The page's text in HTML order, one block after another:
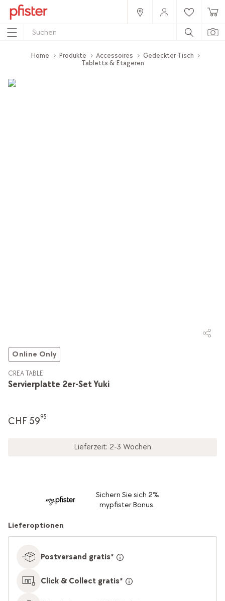
Home Produkte Accessoires
Gedeckter Tisch
Tabletts & Etageren
Online Only
Servierplatte 2er-Set Yuki
CREA TABLE
CHF 5995
Lieferzeit: 2-3 Wochen
Sichern Sie sich 2%
mypfister Bonus.
Lieferoptionen
Postversand gratis*
Click & Collect gratis*